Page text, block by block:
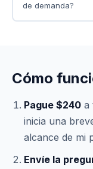
de demanda?
Cómo
Pague $240 a
inicia una
alcance de mi
Envíe la